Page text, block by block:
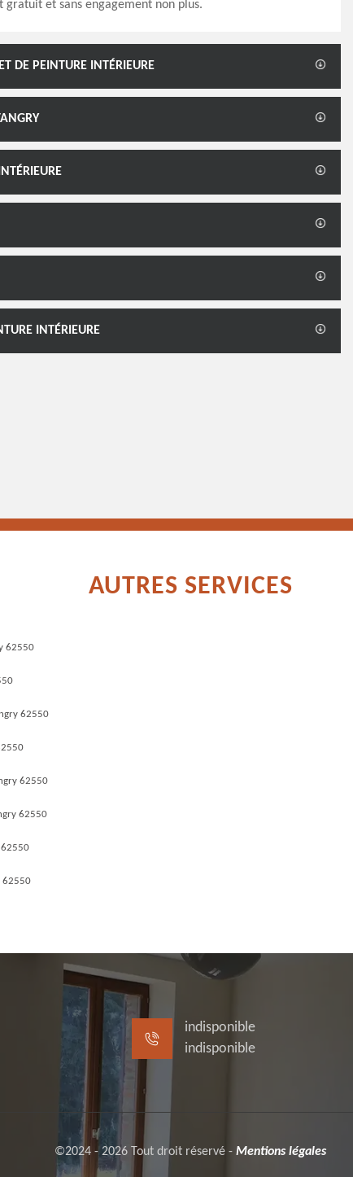
gratuit et sans engagement non plus.
DE PEINTURE INTÉRIEURE
INTÉRIEURE
AUTRES SERVICES
62550
62550
62550
62550
62550
62550
indisponible
indisponible
©2024 - 2026 Tout droit réservé - Mentions légales